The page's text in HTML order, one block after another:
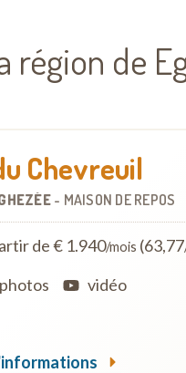
région de
Chevreuil
- MAISON DE REPOS
de € 1.940/mois (63,77
vidéo